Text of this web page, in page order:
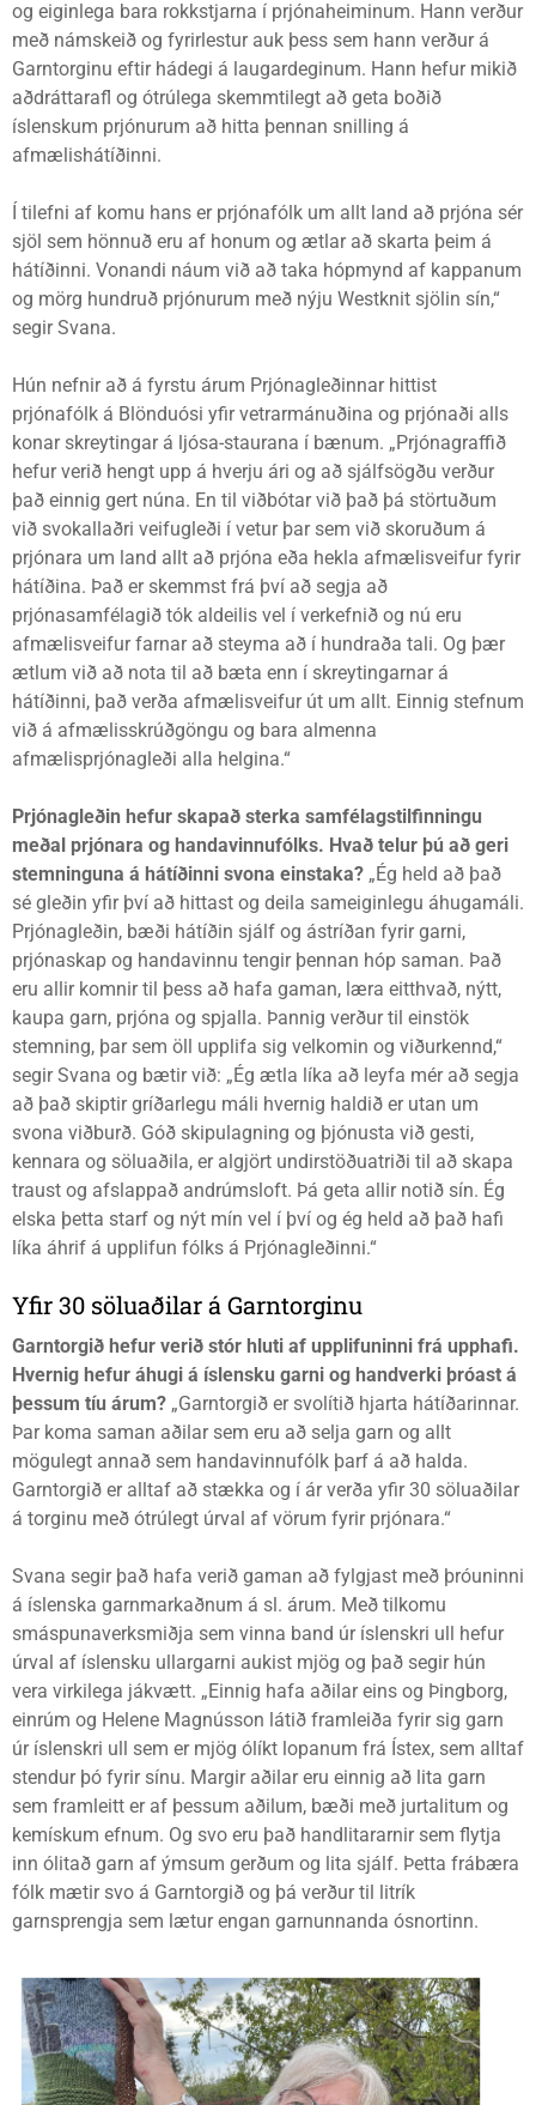
og eiginlega bara rokkstjarna í prjónaheiminum. Hann verður
með námskeið og fyrirlestur auk þess sem hann verður á
Garntorginu eftir hádegi á laugardeginum. Hann hefur mikið
aðdráttarafl og ótrúlega skemmtilegt að geta boðið
íslenskum prjónurum að hitta þennan snilling á
afmælishátíðinni.
Í tilefni af komu hans er prjónafólk um allt land að prjóna sér
sjöl sem hönnuð eru af honum og ætlar að skarta þeim á
hátíðinni. Vonandi náum við að taka hópmynd af kappanum
og mörg hundruð prjónurum með nýju Westknit sjölin sín,“
segir Svana.
Hún nefnir að á fyrstu árum Prjónagleðinnar hittist
prjónafólk á Blönduósi yfir vetrarmánuðina og prjónaði alls
konar skreytingar á ljósa-staurana í bænum. „Prjónagraffið
hefur verið hengt upp á hverju ári og að sjálfsögðu verður
það einnig gert núna. En til viðbótar við það þá störtuðum
við svokallaðri veifugleði í vetur þar sem við skoruðum á
prjónara um land allt að prjóna eða hekla afmælisveifur fyrir
hátíðina. Það er skemmst frá því að segja að
prjónasamfélagið tók aldeilis vel í verkefnið og nú eru
afmælisveifur farnar að steyma að í hundraða tali. Og þær
ætlum við að nota til að bæta enn í skreytingarnar á
hátíðinni, það verða afmælisveifur út um allt. Einnig stefnum
við á afmælisskrúðgöngu og bara almenna
afmælisprjónagleði alla helgina.“
Prjónagleðin hefur skapað sterka samfélagstilfinningu
meðal prjónara og handavinnufólks. Hvað telur þú að geri
stemninguna á hátíðinni svona einstaka? „Ég held að það
sé gleðin yfir því að hittast og deila sameiginlegu áhugamáli.
Prjónagleðin, bæði hátíðin sjálf og ástríðan fyrir garni,
prjónaskap og handavinnu tengir þennan hóp saman. Það
eru allir komnir til þess að hafa gaman, læra eitthvað, nýtt,
kaupa garn, prjóna og spjalla. Þannig verður til einstök
stemning, þar sem öll upplifa sig velkomin og viðurkennd,“
segir Svana og bætir við: „Ég ætla líka að leyfa mér að segja
að það skiptir gríðarlegu máli hvernig haldið er utan um
svona viðburð. Góð skipulagning og þjónusta við gesti,
kennara og söluaðila, er algjört undirstöðuatriði til að skapa
traust og afslappað andrúmsloft. Þá geta allir notið sín. Ég
elska þetta starf og nýt mín vel í því og ég held að það hafi
líka áhrif á upplifun fólks á Prjónagleðinni.“
Yfir 30 söluaðilar á Garntorginu
Garntorgið hefur verið stór hluti af upplifuninni frá upphafi.
Hvernig hefur áhugi á íslensku garni og handverki þróast á
þessum tíu árum? „Garntorgið er svolítið hjarta hátíðarinnar.
Þar koma saman aðilar sem eru að selja garn og allt
mögulegt annað sem handavinnufólk þarf á að halda.
Garntorgið er alltaf að stækka og í ár verða yfir 30 söluaðilar
á torginu með ótrúlegt úrval af vörum fyrir prjónara.“
Svana segir það hafa verið gaman að fylgjast með þróuninni
á íslenska garnmarkaðnum á sl. árum. Með tilkomu
smáspunaverksmiðja sem vinna band úr íslenskri ull hefur
úrval af íslensku ullargarni aukist mjög og það segir hún
vera virkilega jákvætt. „Einnig hafa aðilar eins og Þingborg,
einrúm og Helene Magnússon látið framleiða fyrir sig garn
úr íslenskri ull sem er mjög ólíkt lopanum frá Ístex, sem alltaf
stendur þó fyrir sínu. Margir aðilar eru einnig að lita garn
sem framleitt er af þessum aðilum, bæði með jurtalitum og
kemískum efnum. Og svo eru það handlitararnir sem flytja
inn ólitað garn af ýmsum gerðum og lita sjálf. Þetta frábæra
fólk mætir svo á Garntorgið og þá verður til litrík
garnsprengja sem lætur engan garnunnanda ósnortinn.